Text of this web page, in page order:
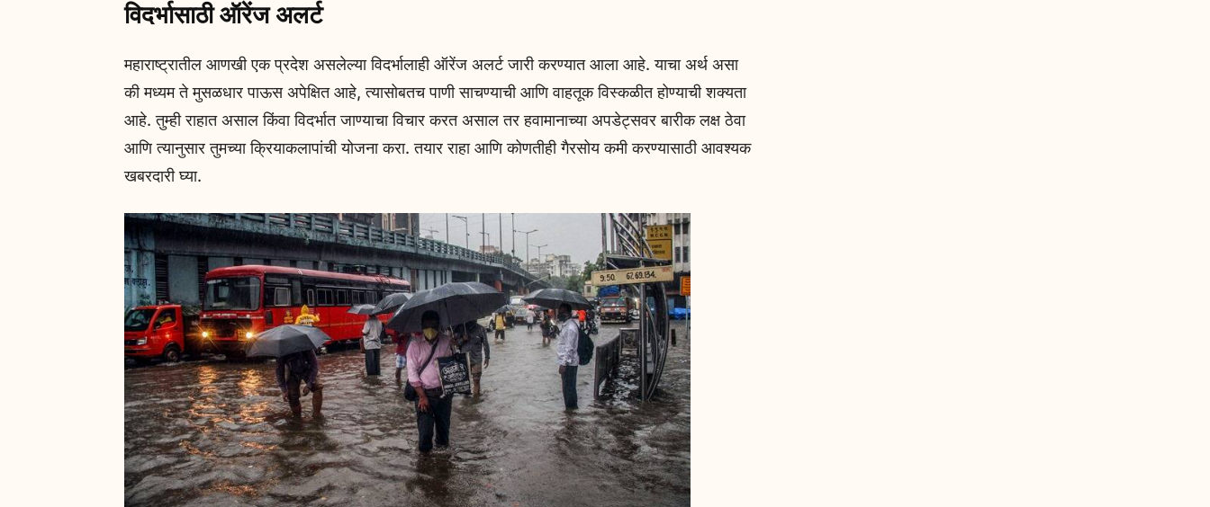
विदर्भासाठी ऑरेंज अलर्ट
महाराष्ट्रातील आणखी एक प्रदेश असलेल्या विदर्भालाही ऑरेंज अलर्ट जारी करण्यात आला आहे. याचा अर्थ असा
की मध्यम ते मुसळधार पाऊस अपेक्षित आहे, त्यासोबतच पाणी साचण्याची आणि वाहतूक विस्कळीत होण्याची शक्यता
आहे. तुम्ही राहात असाल किंवा विदर्भात जाण्याचा विचार करत असाल तर हवामानाच्या अपडेट्सवर बारीक लक्ष ठेवा
आणि त्यानुसार तुमच्या क्रियाकलापांची योजना करा. तयार राहा आणि कोणतीही गैरसोय कमी करण्यासाठी आवश्यक
खबरदारी घ्या.